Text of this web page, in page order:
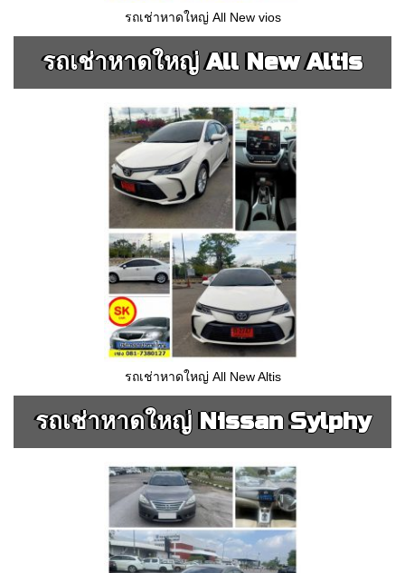
รถเช่าหาดใหญ่ All New vios
รถเช่าหาดใหญ่ All New Altis
รถเช่าหาดใหญ่ All New Altis
รถเช่าหาดใหญ่ Nissan Sylphy